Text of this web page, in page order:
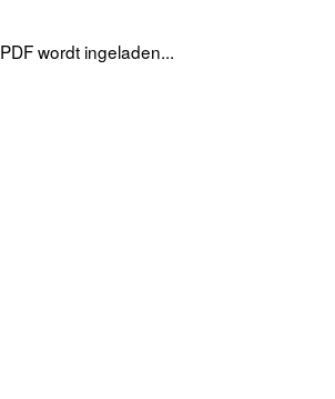
PDF wordt ingeladen...